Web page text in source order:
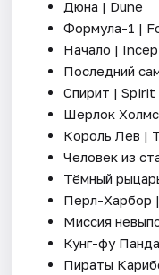
Дюна | Dune
Формула-1 |
Начало |
Последний
Спирит | Spirit
Шерлок
Король Лев |
Человек из
Тёмный
Перл-Харбор
Миссия
Кунг-фу
Пираты